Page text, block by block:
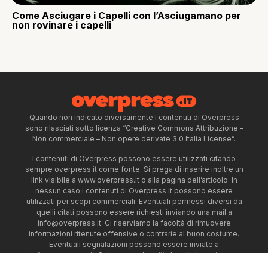
Come Asciugare i Capelli con l’Asciugamano per
non rovinare i capelli
Quando non indicato diversamente i contenuti di Overpress
sono rilasciati sotto licenza “Creative Commons Attribuzione –
Non commerciale – Non opere derivate 3.0 Italia License”.
I contenuti di Overpress possono essere utilizzati citando
sempre overpress.it come fonte. Si prega di inserire inoltre un
link visibile a www.overpress.it o alla pagina dell’articolo. In
nessun caso i contenuti di Overpress.it possono essere
utilizzati per scopi commerciali. Eventuali permessi diversi da
quelli citati possono essere richiesti inviando una mail a
info@overpress.it. Ci riserviamo la facoltà di rimuovere
informazioni ritenute offensive o contrarie al buon costume.
Eventuali segnalazioni possono essere inviate a